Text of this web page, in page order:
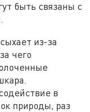
быть связаны с
из-за
чего
в
природы, раз